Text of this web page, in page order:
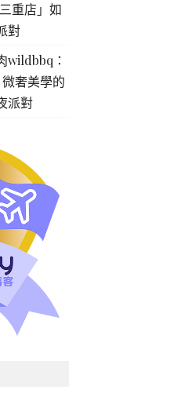
重店」如
對
wildbbq：
奢美學的
派對